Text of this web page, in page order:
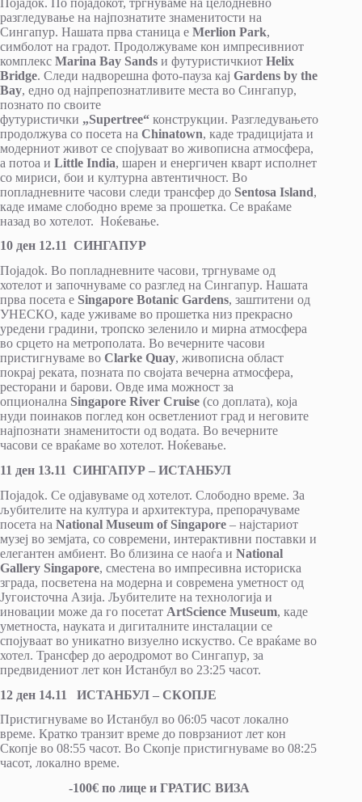
разгледување на најпознатите знаменитости на
Сингапур. Нашата прва станица е Merlion Park,
симболот на градот. Продолжуваме кон импресивниот
комплекс Marina Bay Sands и футуристичкиот Helix
Bridge. Следи надворешна фото-пауза кај Gardens by the
Bay, едно од најпрепознатливите места во Сингапур,
познато по своите
футуристички „Supertree“ конструкции. Разгледувањето
продолжува со посета на Chinatown, каде традицијата и
модерниот живот се спојуваат во живописна атмосфера,
а потоа и Little India, шарен и енергичен кварт исполнет
со мириси, бои и културна автентичност. Во
попладневните часови следи трансфер до Sentosa Island,
каде имаме слободно време за прошетка. Се враќаме
назад во хотелот. Ноќевање.
10 ден 12.11 СИНГАПУР
Појадok. Во попладневните часови, тргнуваме од
хотелот и започнуваме со разглед на Сингапур. Нашата
прва посета е Singapore Botanic Gardens, заштитени од
УНЕСКО, каде уживаме во прошетка низ прекрасно
уредени градини, тропско зеленило и мирна атмосфера
во срцето на метрополата. Во вечерните часови
пристигнуваме во Clarke Quay, живописна област
покрај реката, позната по својата вечерна атмосфера,
ресторани и барови. Овде има можност за
опционална Singapore River Cruise (со доплата), која
нуди поинаков поглед кон осветлениот град и неговите
најпознати знаменитости од водата. Во вечерните
часови се враќаме во хотелот. Ноќевање.
11 ден 13.11 СИНГАПУР – ИСТАНБУЛ
Појадok. Се одјавуваме од хотелот. Слободно време. За
љубителите на култура и архитектура, препорачуваме
посета на National Museum of Singapore – најстариот
музеј во земјата, со современи, интерактивни поставки и
елегантен амбиент. Во близина се наоѓа и National
Gallery Singapore, сместена во импресивна историска
зграда, посветена на модерна и современа уметност од
Југоисточна Азија. Љубителите на технологија и
иновации може да го посетат ArtScience Museum, каде
уметноста, науката и дигиталните инсталации се
спојуваат во уникатно визуелно искуство. Се враќаме во
хотел. Трансфер до аеродромот во Сингапур, за
предвидениот лет кон Истанбул во 23:25 часот.
12 ден 14.11 ИСТАНБУЛ – СКОПЈЕ
Пристигнуваме во Истанбул во 06:05 часот локално
време. Кратко транзит време до поврзаниот лет кон
Скопје во 08:55 часот. Во Скопје пристигнуваме во 08:25
часот, локално време.
-100€ по лице и ГРАТИС ВИЗА